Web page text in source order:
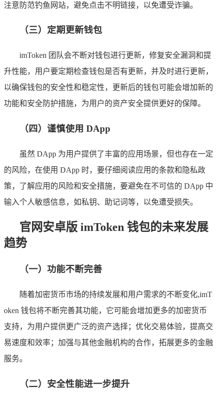
注意防范钓鱼网站，避免点击不明链接，以免遭受诈骗。
（三）定期更新钱包
imToken 团队会不断对钱包进行更新，修复安全漏洞和提
升性能，用户要定期检查钱包是否有更新，并及时进行更新，
以确保钱包的安全性和稳定性，更新后的钱包可能会增加新的
功能和安全防护措施，为用户的资产安全提供更好的保障。
（四）谨慎使用 DApp
虽然 DApp 为用户提供了丰富的应用场景，但也存在一定
的风险，在使用 DApp 时，要仔细阅读应用的条款和隐私政
策，了解应用的风险和安全措施，要避免在不可信的 DApp 中
输入个人敏感信息，如私钥、助记词等，以免遭受损失。
官网安卓版 imToken 钱包的未来发展
趋势
（一）功能不断完善
随着加密货币市场的持续发展和用户需求的不断变化,imT
oken 钱包将不断完善其功能，它可能会增加更多的加密货币
支持，为用户提供更广泛的资产选择；优化交易体验，提高交
易速度和效率；加强与其他金融机构的合作，拓展更多的金融
服务。
（二）安全性能进一步提升